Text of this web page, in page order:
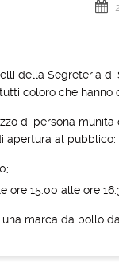
della Segreteria
coloro che hanno
di persona
apertura al pubblico:
ore 15.00 alle ore
marca da bollo